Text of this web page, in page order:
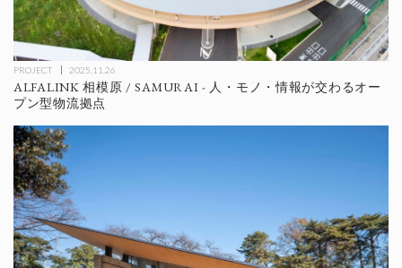
PROJECT 2025.11.26
ALFALINK 相模原 / SAMURAI - 人・モノ・情報が交わるオー
プン型物流拠点